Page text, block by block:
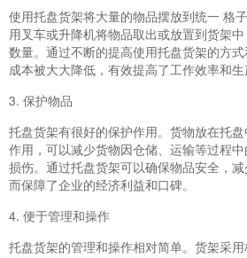
使用托盘货架将大量的物品摆放到统一 格
用叉车或升降机将物品取出或放置到货架
数量。通过不断的提高使用托盘货架的方
成本被大大降低，有效提高了工作效率和生
3. 保护物品
托盘货架有很好的保护作用。货物放在托
作用，可以减少货物因仓储、运输等过程
损伤。通过托盘货架可以确保物品安全，
而保障了企业的经济利益和口碑。
4. 便于管理和操作
托盘货架的管理和操作相对简单。货架采